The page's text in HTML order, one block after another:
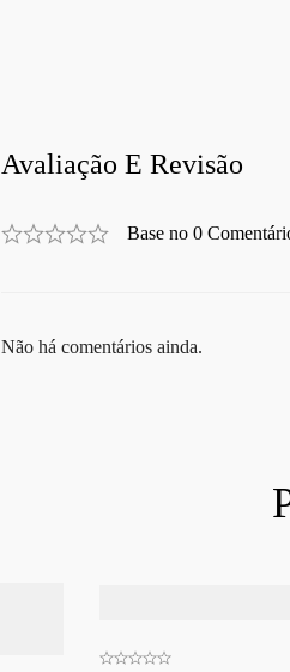
Avaliação E Revisão
Base no 0
Não há comentários ainda.